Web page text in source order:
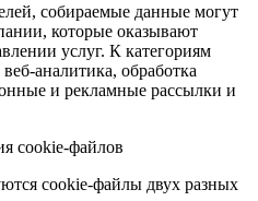
собираемые данные могут
которые оказывают
услуг. К категориям
аналитика, обработка
и рекламные рассылки и
cookie-файлов
cookie-файлы двух разных